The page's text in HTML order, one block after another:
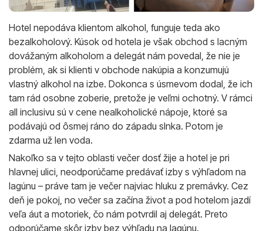
Hotel nepodáva klientom alkohol, funguje teda ako
bezalkoholový. Kúsok od hotela je však obchod s lacným
dovážaným alkoholom a delegát nám povedal, že nie je
problém, ak si klienti v obchode nakúpia a konzumujú
vlastný alkohol na izbe. Dokonca s úsmevom dodal, že ich
tam rád osobne zoberie, pretože je veľmi ochotný. V rámci
all inclusivu sú v cene nealkoholické nápoje, ktoré sa
podávajú od ôsmej ráno do západu slnka. Potom je
zdarma už len voda.
Nakoľko sa v tejto oblasti večer dosť žije a hotel je pri
hlavnej ulici, neodporúčame predávať izby s výhľadom na
lagúnu – práve tam je večer najviac hluku z premávky. Cez
deň je pokoj, no večer sa začína život a pod hotelom jazdí
veľa áut a motoriek, čo nám potvrdil aj delegát. Preto
odporúčame skôr izby bez výhľadu na lagúnu.